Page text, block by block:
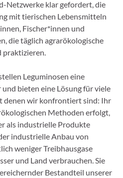
Netzwerke klar gefordert, die
mit tierischen Lebensmitteln
Fischer*innen und
die täglich agrarökologische
praktizieren.
Leguminosen eine
bieten eine Lösung für viele
denen wir konfrontiert sind: Ihr
Methoden erfolgt,
als industrielle Produkte
industrielle Anbau von
weniger Treibhausgase
und Land verbrauchen. Sie
Bestandteil unserer